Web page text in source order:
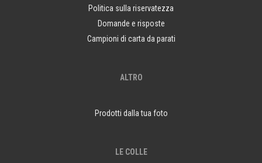
Politica sulla riservatezza
Domande e risposte
Campioni di carta da parati
ALTRO
Prodotti dalla tua foto
LE COLLE